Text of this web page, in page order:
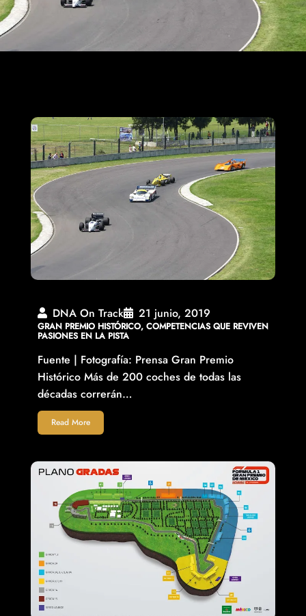
DNA On Track 21 junio, 2019
GRAN PREMIO HISTÓRICO, COMPETENCIAS QUE REVIVEN
PASIONES EN LA PISTA
Fuente | Fotografía: Prensa Gran Premio
Histórico Más de 200 coches de todas las
décadas correrán…
Read More